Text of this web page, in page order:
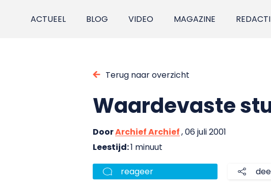
ACTUEEL BLOG VIDEO MAGAZINE
Terug naar overzicht
Waardevaste
DoorArchief Archief, 06 juli 2001
Leestijd:1 minuut
reageer